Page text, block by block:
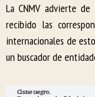
La CNMV advierte
recibido las
internacionales de
un buscador de